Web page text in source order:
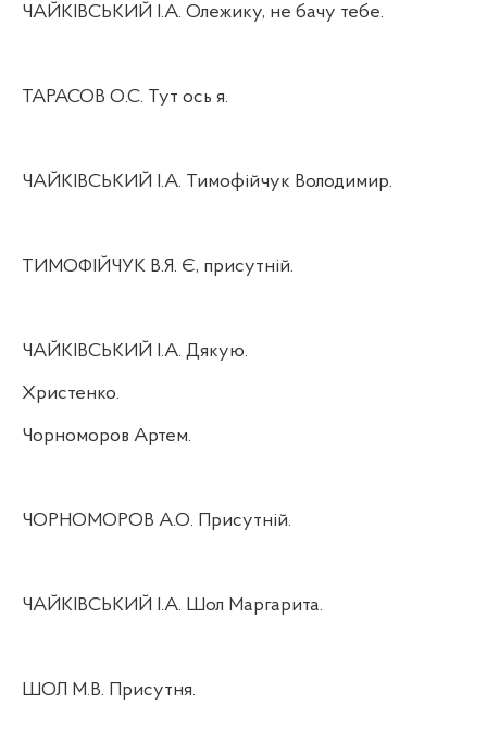
ЧАЙКІВСЬКИЙ І.А. Олежику, не бачу тебе.
ТАРАСОВ О.С. Тут ось я.
ЧАЙКІВСЬКИЙ І.А. Тимофійчук Володимир.
ТИМОФІЙЧУК В.Я. Є, присутній.
ЧАЙКІВСЬКИЙ І.А. Дякую.
Христенко.
Чорноморов Артем.
ЧОРНОМОРОВ А.О. Присутній.
ЧАЙКІВСЬКИЙ І.А. Шол Маргарита.
ШОЛ М.В. Присутня.